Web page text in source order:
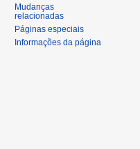
Mudanças
relacionadas
Páginas especiais
Informações da página